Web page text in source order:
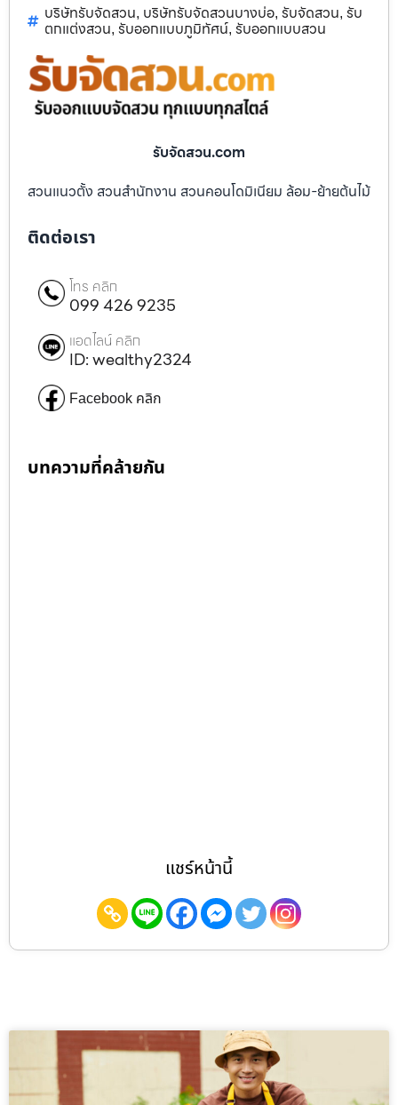
บริษัทรับจัดสวน, บริษัทรับจัดสวนบางบ่อ, รับจัดสวน, รับ
ตกแต่งสวน, รับออกแบบภูมิทัศน์, รับออกแบบสวน
รับจัดสวน.com
สวนแนวตั้ง สวนสำนักงาน สวนคอนโดมิเนียม ล้อม-ย้ายต้นไม้
ติดต่อเรา
โทร คลิก
099 426 9235
แอดไลน์ คลิก
ID: wealthy2324
Facebook คลิก
บทความที่คล้ายกัน
แชร์หน้านี้